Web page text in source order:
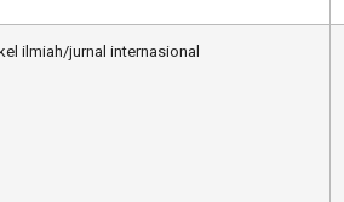
ilmiah/jurnal internasional